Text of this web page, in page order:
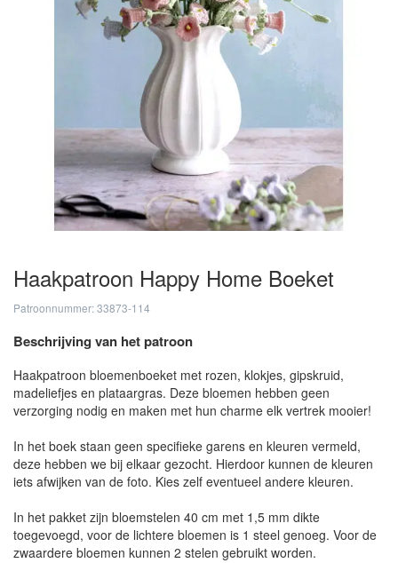
Haakpatroon Happy Home Boeket
Patroonnummer: 33873-114
Beschrijving van het patroon
Haakpatroon bloemenboeket met rozen, klokjes, gipskruid,
madeliefjes en plataargras. Deze bloemen hebben geen
verzorging nodig en maken met hun charme elk vertrek mooier!
In het boek staan geen specifieke garens en kleuren vermeld,
deze hebben we bij elkaar gezocht. Hierdoor kunnen de kleuren
iets afwijken van de foto. Kies zelf eventueel andere kleuren.
In het pakket zijn bloemstelen 40 cm met 1,5 mm dikte
toegevoegd, voor de lichtere bloemen is 1 steel genoeg. Voor de
zwaardere bloemen kunnen 2 stelen gebruikt worden.